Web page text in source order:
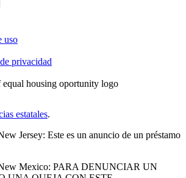
uso
privacidad
estatales.
Jersey: Este es un anuncio de un préstamo
New Mexico: PARA DENUNCIAR UN